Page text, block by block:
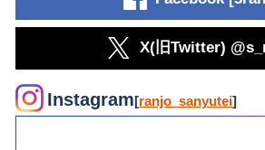
X(旧Twitter)
Instagram[ranjo_sanyutei]